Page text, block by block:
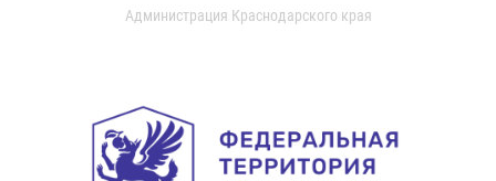
Администрация Краснодарского края